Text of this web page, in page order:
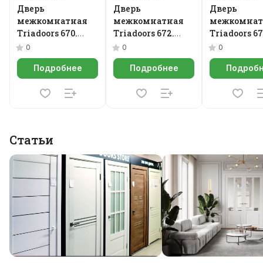
Дверь
межкомнатная
Triadoors 670.
Concept
0
Подробнее
Дверь
межкомнатная
Triadoors 672.
Concept
0
Подробнее
Дверь
Triadoors
Concept
0
Статьи